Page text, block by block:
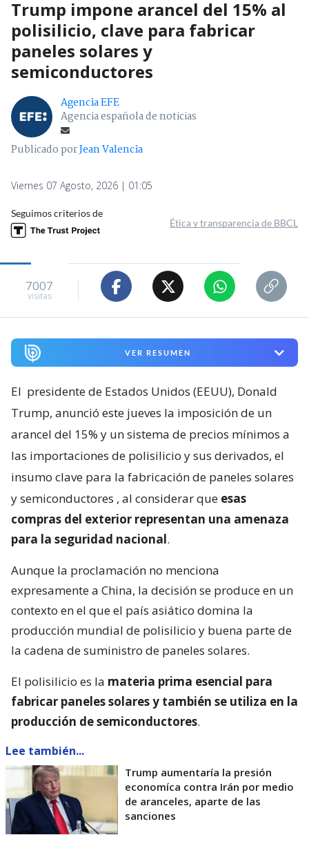
Trump impone arancel del 15% al
polisilicio, clave para fabricar
paneles solares y
semiconductores
Agencia EFE
Agencia española de noticias
Publicado porJean Valencia
Viernes 07 Agosto, 2026 | 01:05
Seguimos criterios de
Ética y transparencia de BBCL
7007
visitas
VER RESUMEN
El presidente de Estados Unidos (EEUU), Donald
Trump, anunció este jueves la imposición de un
arancel del 15% y un sistema de precios mínimos a
las importaciones de polisilicio y sus derivados, el
insumo clave para la fabricación de paneles solares
y semiconductores , al considerar que esas
compras del exterior representan una amenaza
para la seguridad nacional.
Aunque la proclamación no menciona
expresamente a China, la decisión se produce en un
contexto en el que el país asiático domina la
producción mundial de polisilicio y buena parte de
la cadena de suministro de paneles solares.
El polisilicio es la materia prima esencial para
fabricar paneles solares y también se utiliza en la
producción de semiconductores.
Lee también...
Trump aumentaría la presión
economíca contra Irán por medio
de aranceles, aparte de las
sanciones